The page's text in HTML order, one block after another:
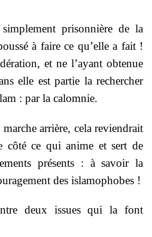
prisonnière de la
à faire ce qu’elle a fait !
et ne l’ayant obtenue
elle est partie la rechercher
: par la calomnie.
arrière, cela reviendrait
côté ce qui anime et sert de
présents : à savoir la
des islamophobes !
deux issues qui la font